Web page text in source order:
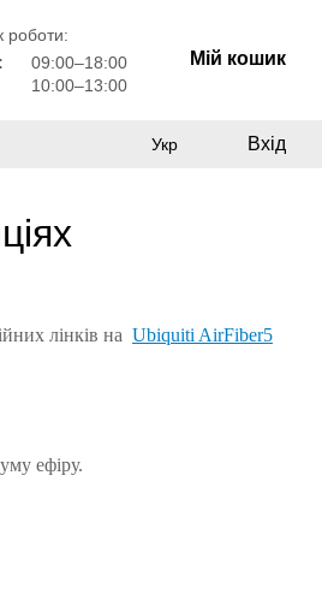
роботи:
09:00–18:00
10:00–13:00
Мій кошик
Укр Вхід
лінків на Ubiquiti AirFiber5
ефіру.